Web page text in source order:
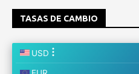
TASAS DE CAMBIO